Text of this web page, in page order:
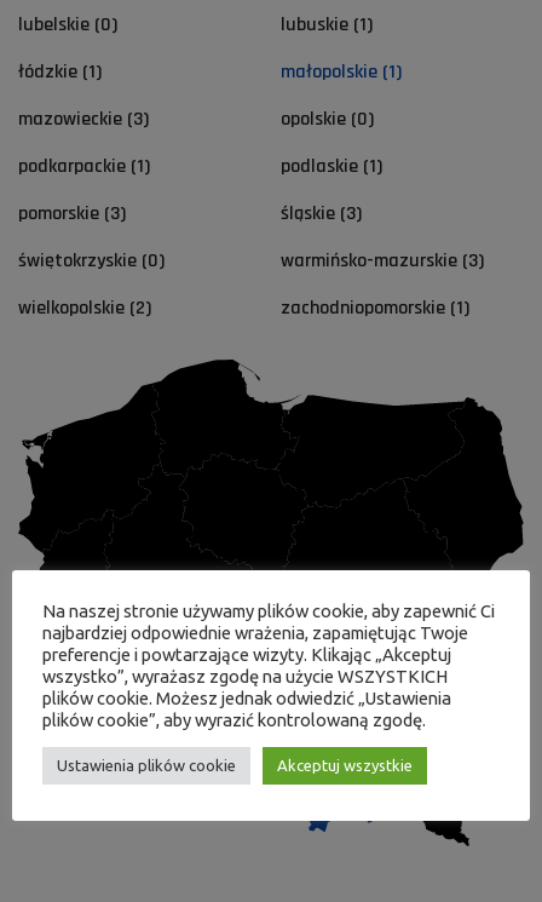
lubelskie (0)
lubuskie (1)
łódzkie (1)
małopolskie (1)
mazowieckie (3)
opolskie (0)
podkarpackie (1)
podlaskie (1)
pomorskie (3)
śląskie (3)
świętokrzyskie (0)
warmińsko-mazurskie (3)
wielkopolskie (2)
zachodniopomorskie (1)
Na naszej stronie używamy plików cookie, aby zapewnić Ci
najbardziej odpowiednie wrażenia, zapamiętując Twoje
preferencje i powtarzające wizyty. Klikając „Akceptuj
wszystko”, wyrażasz zgodę na użycie WSZYSTKICH
plików cookie. Możesz jednak odwiedzić „Ustawienia
plików cookie”, aby wyrazić kontrolowaną zgodę.
Ustawienia plików cookie Akceptuj wszystkie